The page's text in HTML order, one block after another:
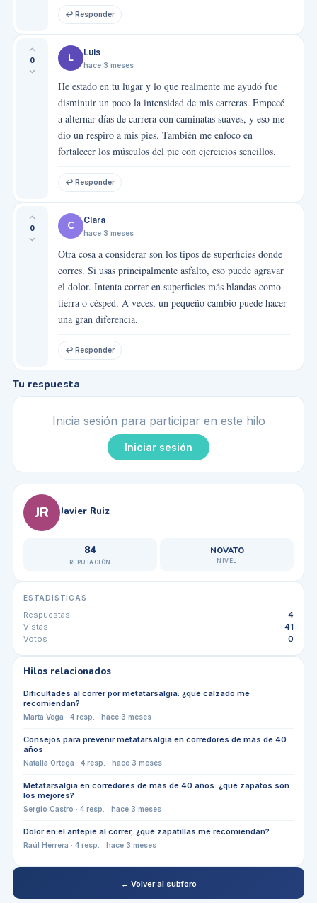
↩ Responder
0 L Luis
hace 3 meses
He estado en tu lugar y lo que realmente me ayudó fue
disminuir un poco la intensidad de mis carreras. Empecé
a alternar días de carrera con caminatas suaves, y eso me
dio un respiro a mis pies. También me enfoco en
fortalecer los músculos del pie con ejercicios sencillos.
↩ Responder
0 C Clara
hace 3 meses
Otra cosa a considerar son los tipos de superficies donde
corres. Si usas principalmente asfalto, eso puede agravar
el dolor. Intenta correr en superficies más blandas como
tierra o césped. A veces, un pequeño cambio puede hacer
una gran diferencia.
↩ Responder
Tu respuesta
Inicia sesión para participar en este hilo
Iniciar sesión
JR Javier Ruiz
84
REPUTACIÓN
NOVATO
NIVEL
ESTADÍSTICAS
Respuestas
4
Vistas
41
Votos
0
Hilos relacionados
Dificultades al correr por metatarsalgia: ¿qué calzado me
recomiendan?
Marta Vega · 4resp. · hace 3 meses
Consejos para prevenir metatarsalgia en corredores de más de 40
años
Natalia Ortega · 4resp. · hace 3 meses
Metatarsalgia en corredores de más de 40 años: ¿qué zapatos son
los mejores?
Sergio Castro · 4resp. · hace 3 meses
Dolor en el antepié al correr, ¿qué zapatillas me recomiendan?
Raúl Herrera · 4resp. · hace 3 meses
← Volver al subforo